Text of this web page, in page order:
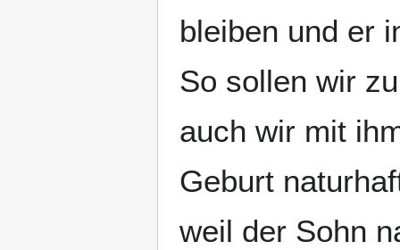
bleiben und er
So sollen wir
auch wir mit
Geburt
weil der Sohn